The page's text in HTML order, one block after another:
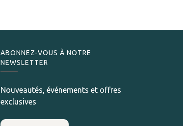
ABONNEZ-VOUS À NOTRE
NEWSLETTER
Nouveautés, événements et offres
exclusives